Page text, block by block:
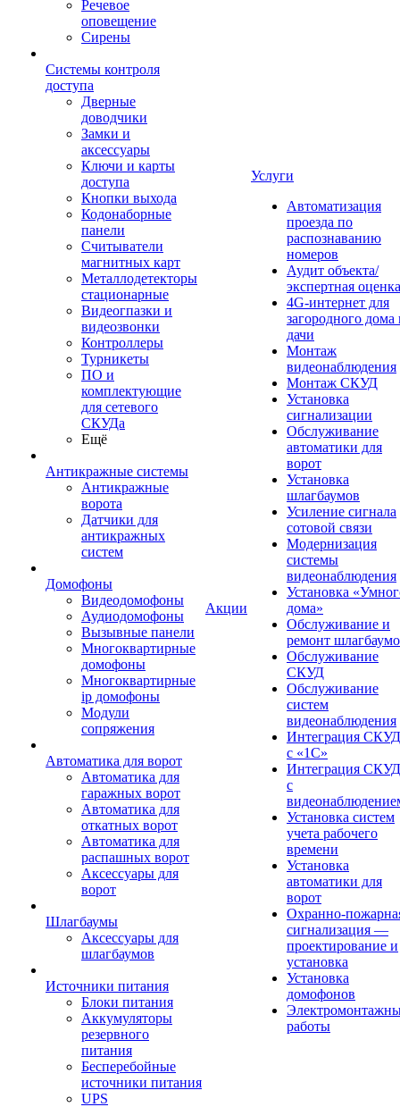
Речевое
оповещение
Сирены
Системы контроля
доступа
Дверные
доводчики
Замки и
аксессуары
Ключи и карты
доступа
Кнопки выхода
Кодонаборные
панели
Считыватели
магнитных карт
Металлодетекторы
стационарные
Видеогпазки и
видеозвонки
Контроллеры
Турникеты
ПО и
комплектующие
для сетевого
СКУДа
Ещё
Антикражные системы
Антикражные
ворота
Датчики для
антикражных
систем
Домофоны
Видеодомофоны
Аудиодомофоны
Вызывные панели
Многоквартирные
домофоны
Многоквартирные
ip домофоны
Модули
сопряжения
Автоматика для ворот
Автоматика для
гаражных ворот
Автоматика для
откатных ворот
Автоматика для
распашных ворот
Аксессуары для
ворот
Шлагбаумы
Аксессуары для
шлагбаумов
Источники питания
Блоки питания
Аккумуляторы
резервного
питания
Бесперебойные
источники питания
UPS
Акции
Услуги
Автоматизация
проезда по
распознаванию
номеров
Аудит объекта/
экспертная оценка
4G-интернет для
загородного дома
дачи
Монтаж
видеонаблюдения
Монтаж СКУД
Установка
сигнализации
Обслуживание
автоматики для
ворот
Установка
шлагбаумов
Усиление сигнала
сотовой связи
Модернизация
системы
видеонаблюдения
Установка
дома»
Обслуживание и
ремонт
Обслуживание
СКУД
Обслуживание
систем
видеонаблюдения
Интеграция СКУД
с «1С»
Интеграция СКУД
с
Установка систем
учета рабочего
времени
Установка
автоматики для
ворот
Охранно-
сигнализация —
проектирование и
установка
Установка
домофонов
работы